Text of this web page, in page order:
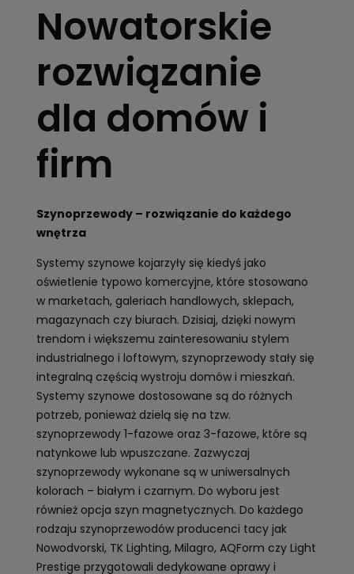
Skorzystaj z
Zobacz
Nowatorskie
rozwiązanie
dla domów i
firm
Szynoprzewody – rozwiązanie do każdego
wnętrza
Systemy szynowe kojarzyły się kiedyś jako
oświetlenie typowo komercyjne, które stosowano
w marketach, galeriach handlowych, sklepach,
magazynach czy biurach. Dzisiaj, dzięki nowym
trendom i większemu zainteresowaniu stylem
industrialnego i loftowym, szynoprzewody stały się
integralną częścią wystroju domów i mieszkań.
Systemy szynowe dostosowane są do różnych
potrzeb, ponieważ dzielą się na tzw.
szynoprzewody 1-fazowe oraz 3-fazowe, które są
natynkowe lub wpuszczane. Zazwyczaj
szynoprzewody wykonane są w uniwersalnych
kolorach – białym i czarnym. Do wyboru jest
również opcja szyn magnetycznych. Do każdego
rodzaju szynoprzewodów producenci tacy jak
Nowodvorski, TK Lighting, Milagro, AQForm czy Light
Prestige przygotowali dedykowane oprawy i